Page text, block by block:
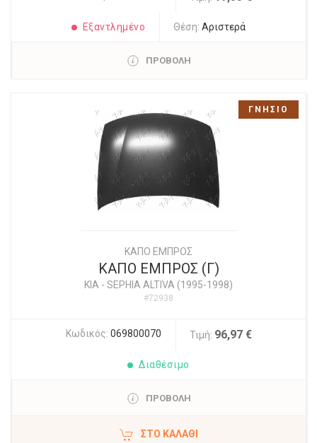
Εξαντλημένο Θέση:Αριστερά
ΠΡΟΒΟΛΗ
ΚΑΠΟ ΕΜΠΡΟΣ
ΚΑΠΟ ΕΜΠΡΟΣ (Γ)
KIA - SEPHIA ALTIVA (1995-1998)
#72938
Κωδικός: 069800070 Τιμή: 96,97 €
Διαθέσιμο
ΠΡΟΒΟΛΗ
ΣΤΟ ΚΑΛΆΘΙ
ΓΝΗΣΙΟ